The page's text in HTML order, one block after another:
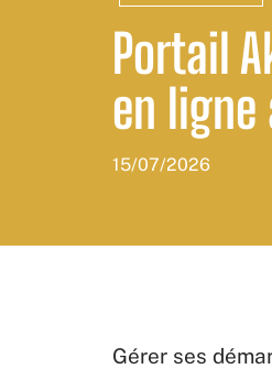
Portail
en
15/07/2026
Gérer ses